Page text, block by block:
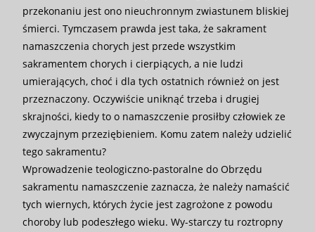
przekonaniu jest ono nieuchronnym zwiastunem bliskiej
śmierci. Tymczasem prawda jest taka, że sakrament
namaszczenia chorych jest przede wszystkim
sakramentem chorych i cierpiących, a nie ludzi
umierających, choć i dla tych ostatnich również on jest
przeznaczony. Oczywiście uniknąć trzeba i drugiej
skrajności, kiedy to o namaszczenie prosiłby człowiek ze
zwyczajnym przeziębieniem. Komu zatem należy udzielić
tego sakramentu?
Wprowadzenie teologiczno-pastoralne do Obrzędu
sakramentu namaszczenie zaznacza, że należy namaścić
tych wiernych, których życie jest zagrożone z powodu
choroby lub podeszłego wieku. Wy-starczy tu roztropny